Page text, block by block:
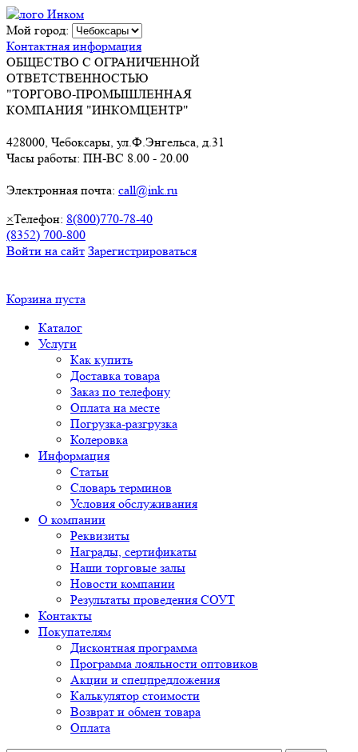
Мой город:
Контактная информация
ОБЩЕСТВО С ОГРАНИЧЕННОЙ
ОТВЕТСТВЕННОСТЬЮ
"ТОРГОВО-ПРОМЫШЛЕННАЯ
КОМПАНИЯ "ИНКОМЦЕНТР"
428000, Чебоксары, ул.Ф.Энгельса, д.31
Часы работы: ПН-ВС 8.00 - 20.00
Электронная почта: call@ink.ru
×Телефон: 8(800)770-78-40
(8352) 700-800
Войти на сайт Зарегистрироваться
Корзина пуста
Каталог
Услуги
Как купить
Доставка товара
Заказ по телефону
Оплата на месте
Погрузка-разгрузка
Колеровка
Информация
Статьи
Словарь терминов
Условия обслуживания
О компании
Реквизиты
Награды, сертификаты
Наши торговые залы
Новости компании
Результаты проведения СОУТ
Контакты
Покупателям
Дисконтная программа
Программа лояльности оптовиков
Акции и спецпредложения
Калькулятор стоимости
Возврат и обмен товара
Оплата